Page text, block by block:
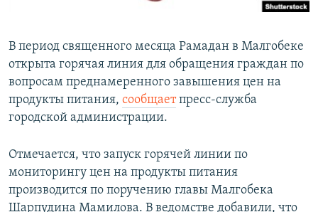
Все сайты РСЕ/РС
В период священного месяца Рамадан в Малгобеке
открыта горячая линия для обращения граждан по
вопросам преднамеренного завышения цен на
продукты питания, сообщаетпресс-служба
городской администрации.
Отмечается, что запуск горячей линии по
мониторингу цен на продукты питания
производится по поручению главы Малгобека
Шарпудина Мамилова. В ведомстве добавили, что